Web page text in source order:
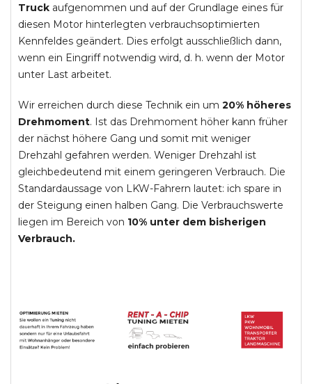
Truck aufgenommen und auf der Grundlage eines für
diesen Motor hinterlegten verbrauchsoptimierten
Kennfeldes geändert. Dies erfolgt ausschließlich dann,
wenn ein Eingriff notwendig wird, d. h. wenn der Motor
unter Last arbeitet.
Wir erreichen durch diese Technik ein um 20% höheres
Drehmoment. Ist das Drehmoment höher kann früher
der nächst höhere Gang und somit mit weniger
Drehzahl gefahren werden. Weniger Drehzahl ist
gleichbedeutend mit einem geringeren Verbrauch. Die
Standardaussage von LKW-Fahrern lautet: ich spare in
der Steigung einen halben Gang. Die Verbrauchswerte
liegen im Bereich von 10% unter dem bisherigen
Verbrauch.